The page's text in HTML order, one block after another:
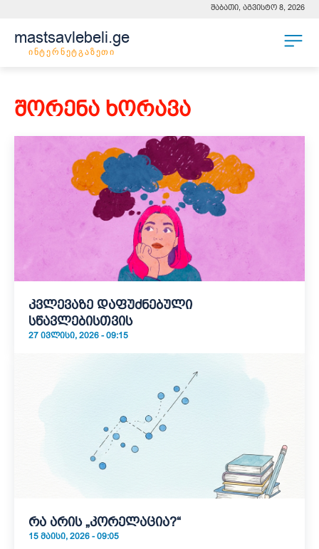
შაბათი, აგვისტო 8, 2026
mastsavlebeli.ge
ინტერნეტგაზეთი
შორენა ხორავა
კვლევაზე დაფუძნებული
სწავლებისთვის
27 ᲘᲕᲚᲘᲡᲘ, 2026 - 09:15
რა არის „კორელაცია?“
15 ᲛᲐᲘᲡᲘ, 2026 - 09:05